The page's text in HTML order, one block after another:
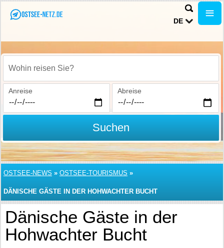
DE
Wohin reisen Sie?
Anreise Abreise
Suchen
OSTSEE-NEWS » OSTSEE-TOURISMUS »
DÄNISCHE GÄSTE IN DER HOHWACHTER BUCHT
Dänische Gäste in der
Hohwachter Bucht